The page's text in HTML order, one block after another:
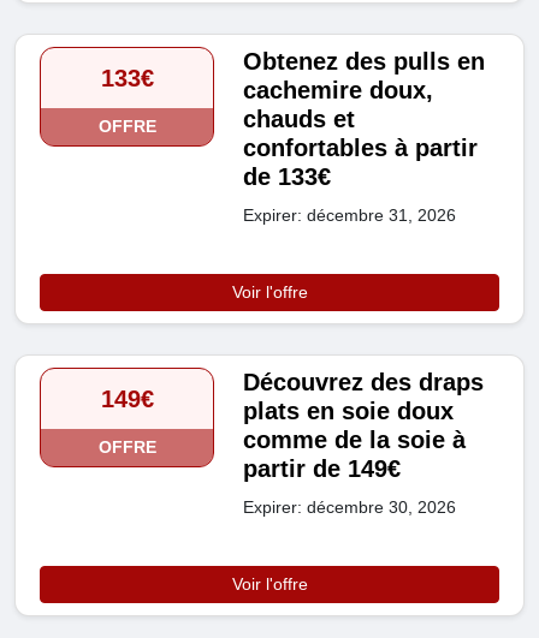
133€
OFFRE
Obtenez des pulls en
cachemire doux,
chauds et
confortables à partir
de 133€
Expirer: décembre 31, 2026
Voir l'offre
149€
OFFRE
Découvrez des draps
plats en soie doux
comme de la soie à
partir de 149€
Expirer: décembre 30, 2026
Voir l'offre